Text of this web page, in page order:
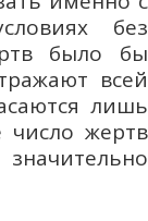
без
было бы
всей
лишь
жертв